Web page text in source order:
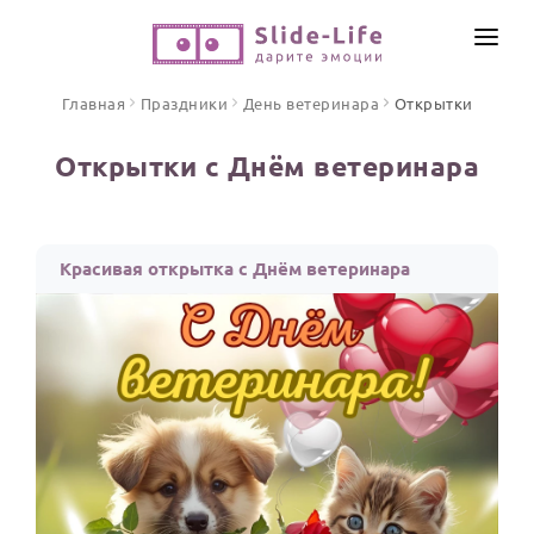
Песни поздравления
Открытки
Стихи и тексты
ПРАЗДНИКИ
С Днем рождения
Юбилей
ИНСТРУМЕНТЫ
Главная Праздники День ветеринара Открытки
Открытки с Днём ветеринара
Красивая открытка с Днём ветеринара